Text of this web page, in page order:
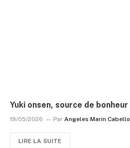
Yuki onsen, source de bonheur
19/05/2026 Par Angeles Marin Cabello
LIRE LA SUITE